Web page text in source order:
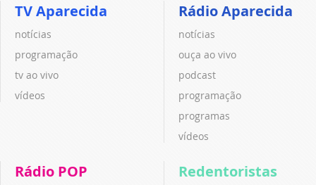
TV Aparecida
notícias
programação
tv ao vivo
vídeos
Rádio Aparecida
notícias
ouça ao vivo
podcast
programação
programas
vídeos
Rádio POP Redentoristas